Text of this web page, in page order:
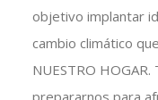
objetivo implantar
cambio climático
NUESTRO